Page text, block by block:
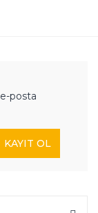
posta
KAYIT OL